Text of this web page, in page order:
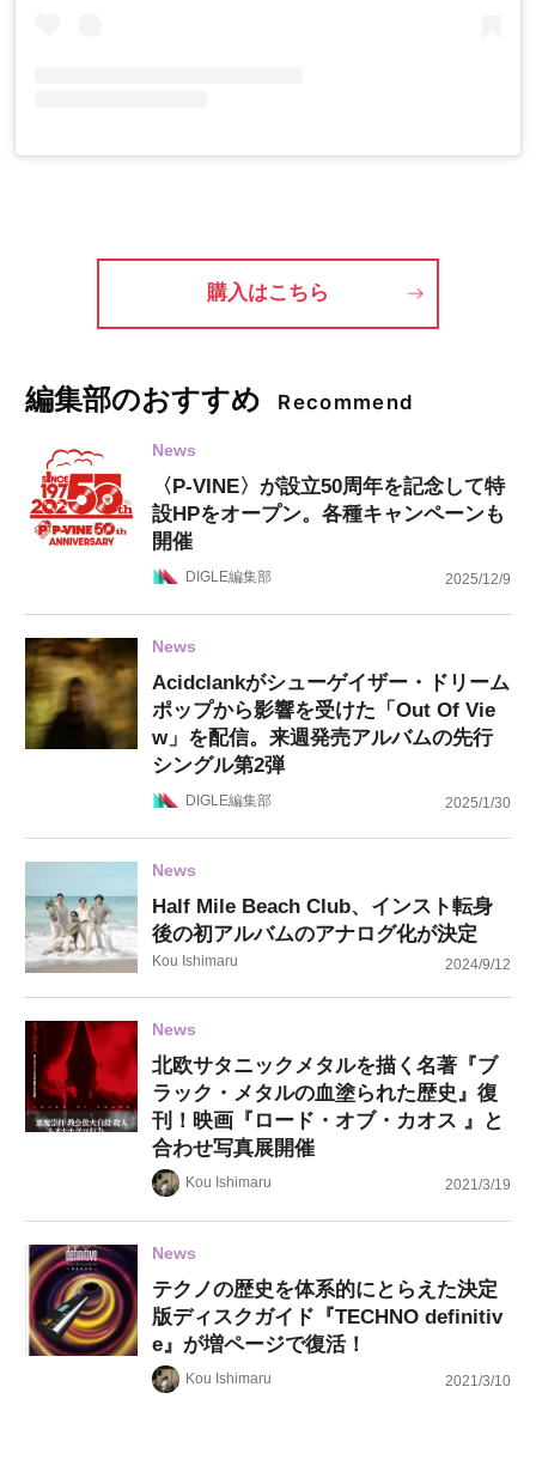
購入はこちら
編集部のおすすめ Recommend
News
〈P-VINE〉が設立50周年を記念して特
設HPをオープン。各種キャンペーンも
開催
DIGLE編集部 2025/12/9
News
Acidclankがシューゲイザー・ドリーム
ポップから影響を受けた「Out Of Vie
w」を配信。来週発売アルバムの先行
シングル第2弾
DIGLE編集部 2025/1/30
News
Half Mile Beach Club、インスト転身
後の初アルバムのアナログ化が決定
Kou Ishimaru 2024/9/12
News
北欧サタニックメタルを描く名著『ブ
ラック・メタルの血塗られた歴史』復
刊！映画『ロード・オブ・カオス 』と
合わせ写真展開催
Kou Ishimaru 2021/3/19
News
テクノの歴史を体系的にとらえた決定
版ディスクガイド『TECHNO definitiv
e』が増ページで復活！
Kou Ishimaru 2021/3/10